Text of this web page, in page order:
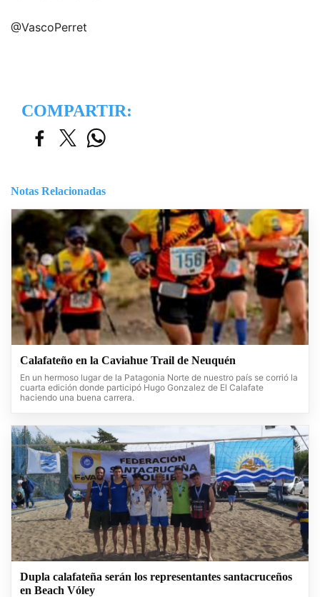
@VascoPerret
COMPARTIR:
Notas Relacionadas
Calafateño en la Caviahue Trail de Neuquén
En un hermoso lugar de la Patagonia Norte de nuestro país se corrió la
cuarta edición donde participó Hugo Gonzalez de El Calafate
haciendo una buena carrera.
Dupla calafateña serán los representantes santacruceños
en Beach Vóley